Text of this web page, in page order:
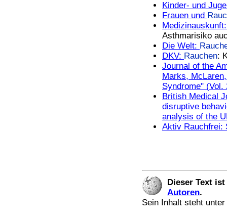
Kinder- und
Frauen und
Asthmarisiko
Die Welt:
DKV: Rauchen:
Journal of the
Marks,
Syndrome" (Vol.
British Medical
disruptive
analysis of the
Aktiv Rauchfrei:
Dieser Text
Autoren.
Sein Inhalt steht